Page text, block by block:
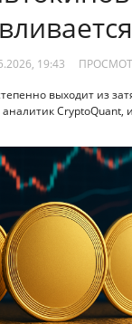
19:43
выходит из